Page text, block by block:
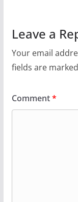
Leave a
Your email
fields are marked
Comment*